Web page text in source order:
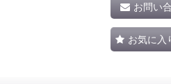
お問い
お気に入